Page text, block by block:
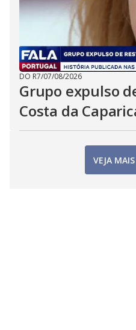
DO R7/07/08/2026
Grupo expulso
Costa da
VEJA